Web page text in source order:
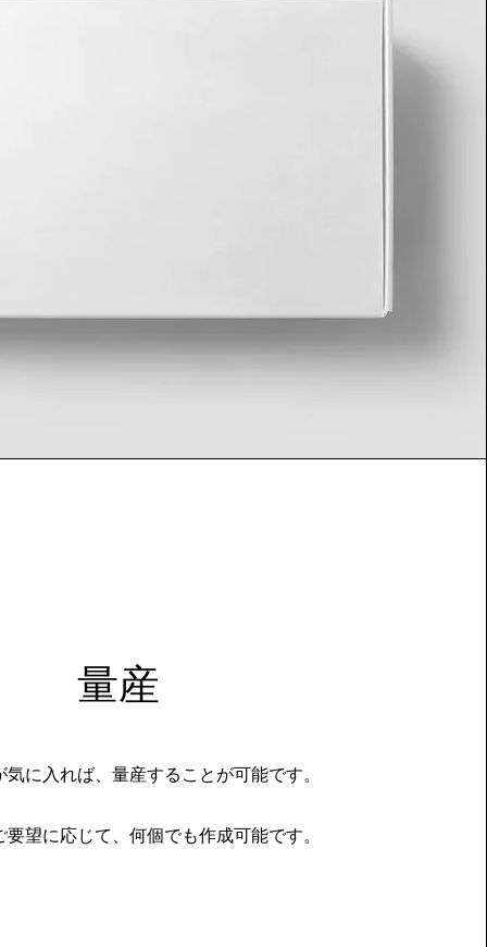
量産
気に入れば、量産することが可能です。
要望に応じて、何個でも作成可能です。